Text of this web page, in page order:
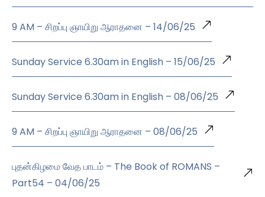
9 AM – சிறப்பு ஞாயிறு ஆராதனை – 14/06/25
Sunday Service 6.30am in English – 15/06/25
Sunday Service 6.30am in English – 08/06/25
9 AM – சிறப்பு ஞாயிறு ஆராதனை – 08/06/25
புதன்கிழமை வேத பாடம் – The Book of ROMANS –
Part54 – 04/06/25